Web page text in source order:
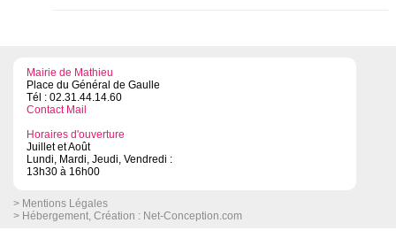
Mairie de Mathieu
Place du Général de Gaulle
Tél : 02.31.44.14.60
Contact Mail
Horaires d'ouverture
Juillet et Août
Lundi, Mardi, Jeudi, Vendredi :
13h30 à 16h00
> Mentions Légales
> Hébergement, Création : Net-Conception.com